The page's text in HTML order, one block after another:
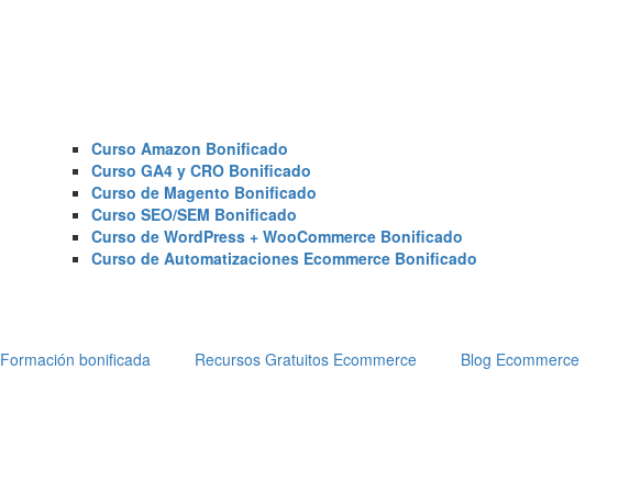
Curso Amazon Bonificado
Curso GA4 y CRO Bonificado
Curso de Magento Bonificado
Curso SEO/SEM Bonificado
Curso de WordPress + WooCommerce Bonificado
Curso de Automatizaciones Ecommerce Bonificado
Formación bonificada Recursos Gratuitos Ecommerce Blog Ecommerce